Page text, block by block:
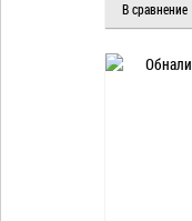
В сравнение